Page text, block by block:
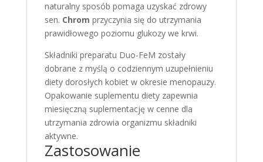
naturalny sposób pomaga uzyskać zdrowy
sen. Chrom przyczynia się do utrzymania
prawidłowego poziomu glukozy we krwi.
Składniki preparatu Duo-FeM zostały
dobrane z myślą o codziennym uzupełnieniu
diety dorosłych kobiet w okresie menopauzy.
Opakowanie suplementu diety zapewnia
miesięczną suplementację w cenne dla
utrzymania zdrowia organizmu składniki
aktywne.
Zastosowanie